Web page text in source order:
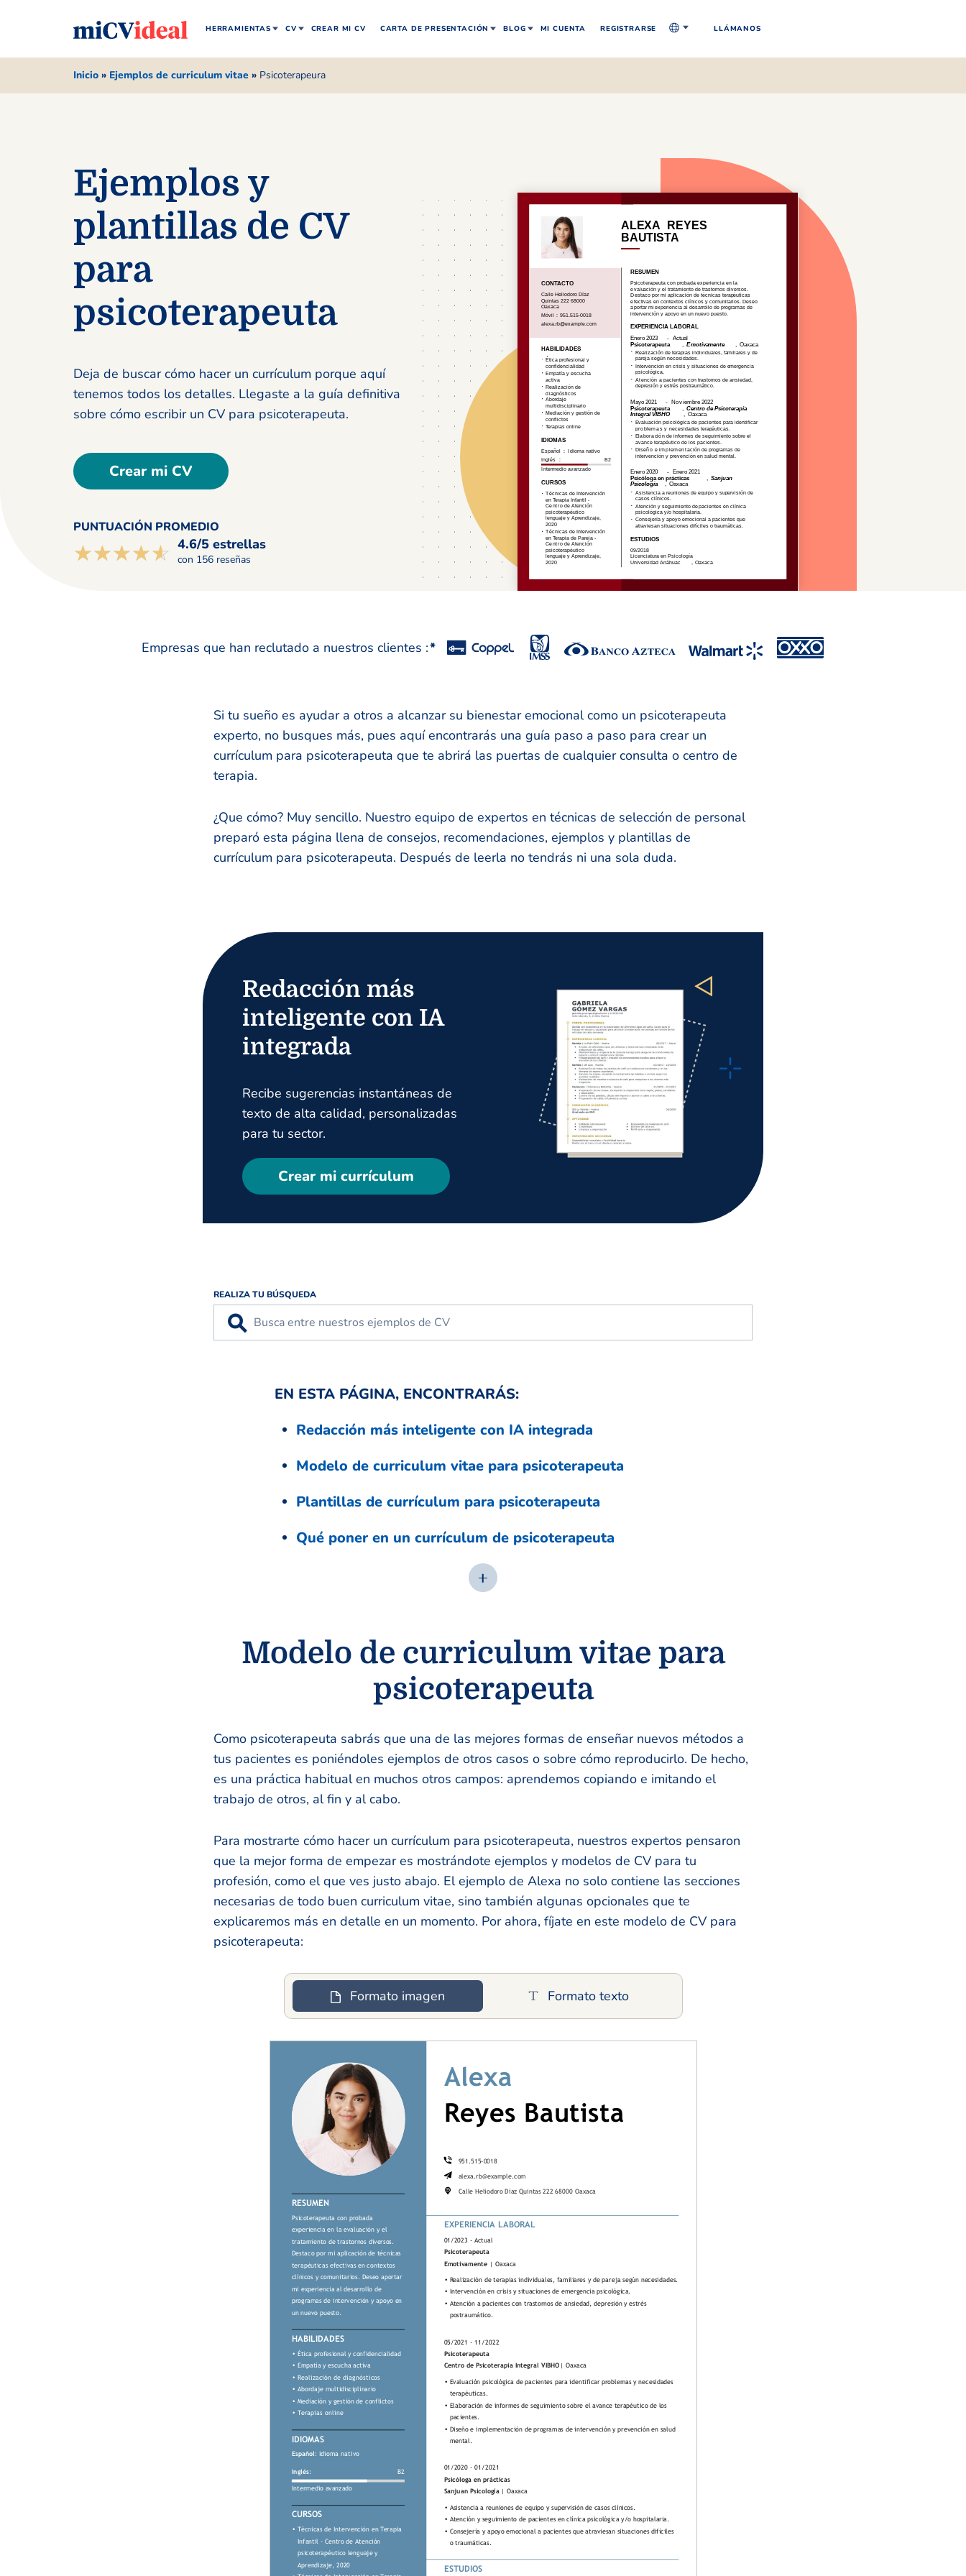
HERRAMIENTAS CV CREAR MI CV CARTA DE PRESENTACIÓN BLOG MI CUENTA REGISTRARSE LLÁMANOS
Inicio » Ejemplos de curriculum vitae » Psicoterapeura
Ejemplos y
plantillas de CV
para
psicoterapeuta
Deja de buscar cómo hacer un currículum porque aquí
tenemos todos los detalles. Llegaste a la guía definitiva
sobre cómo escribir un CV para psicoterapeuta.
Crear mi CV
PUNTUACIÓN PROMEDIO
☆☆☆☆☆
★★★★★ 4.6/5 estrellas
con 156 reseñas
Empresas que han reclutado a nuestros clientes :*
Si tu sueño es ayudar a otros a alcanzar su bienestar emocional como un psicoterapeuta
experto, no busques más, pues aquí encontrarás una guía paso a paso para crear un
currículum para psicoterapeuta que te abrirá las puertas de cualquier consulta o centro de
terapia.
¿Que cómo? Muy sencillo. Nuestro equipo de expertos en técnicas de selección de personal
preparó esta página llena de consejos, recomendaciones, ejemplos y plantillas de
currículum para psicoterapeuta. Después de leerla no tendrás ni una sola duda.
Redacción más
inteligente con IA
integrada
Recibe sugerencias instantáneas de
texto de alta calidad, personalizadas
para tu sector.
Crear mi currículum
REALIZA TU BÚSQUEDA
⚲
EN ESTA PÁGINA, ENCONTRARÁS:
Redacción más inteligente con IA integrada
Modelo de curriculum vitae para psicoterapeuta
Plantillas de currículum para psicoterapeuta
Qué poner en un currículum de psicoterapeuta
Modelo de curriculum vitae para
psicoterapeuta
Como psicoterapeuta sabrás que una de las mejores formas de enseñar nuevos métodos a
tus pacientes es poniéndoles ejemplos de otros casos o sobre cómo reproducirlo. De hecho,
es una práctica habitual en muchos otros campos: aprendemos copiando e imitando el
trabajo de otros, al fin y al cabo.
Para mostrarte cómo hacer un currículum para psicoterapeuta, nuestros expertos pensaron
que la mejor forma de empezar es mostrándote ejemplos y modelos de CV para tu
profesión, como el que ves justo abajo. El ejemplo de Alexa no solo contiene las secciones
necesarias de todo buen curriculum vitae, sino también algunas opcionales que te
explicaremos más en detalle en un momento. Por ahora, fíjate en este modelo de CV para
psicoterapeuta:
Formato imagen Formato texto